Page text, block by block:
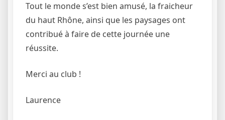
Tout le monde s’est bien amusé, la fraicheur
du haut Rhône, ainsi que les paysages ont
contribué à faire de cette journée une
réussite.
Merci au club !
Laurence